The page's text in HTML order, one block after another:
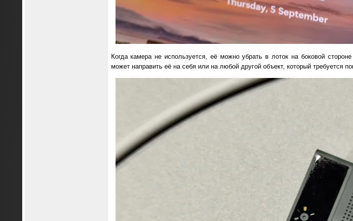
Когда камера не используется, её можно убрать в лоток на боковой
может направить её на себя или на любой другой объект, который требуется